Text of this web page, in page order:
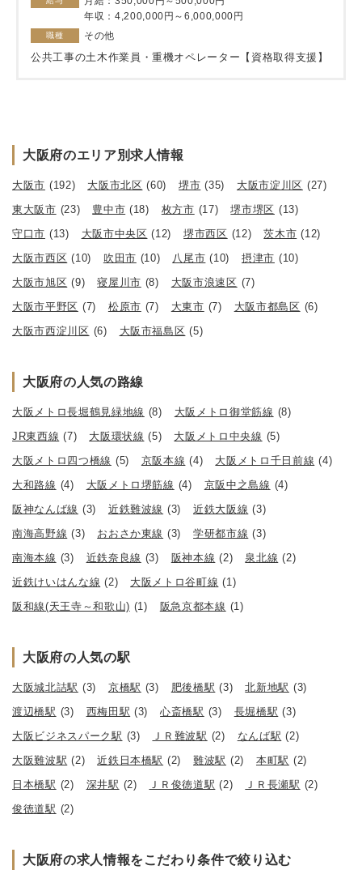
年収：4,200,000円～6,000,000円
職種 その他
公共工事の土木作業員・重機オペレーター【資格取得支援】
大阪府のエリア別求人情報
大阪市 (192) 大阪市北区 (60) 堺市 (35) 大阪市淀川区 (27)
東大阪市 (23) 豊中市 (18) 枚方市 (17) 堺市堺区 (13)
守口市 (13) 大阪市中央区 (12) 堺市西区 (12) 茨木市 (12)
大阪市西区 (10) 吹田市 (10) 八尾市 (10) 摂津市 (10)
大阪市旭区 (9) 寝屋川市 (8) 大阪市浪速区 (7)
大阪市平野区 (7) 松原市 (7) 大東市 (7) 大阪市都島区 (6)
大阪市西淀川区 (6) 大阪市福島区 (5)
大阪府の人気の路線
大阪メトロ長堀鶴見緑地線 (8) 大阪メトロ御堂筋線 (8)
JR東西線 (7) 大阪環状線 (5) 大阪メトロ中央線 (5)
大阪メトロ四つ橋線 (5) 京阪本線 (4) 大阪メトロ千日前線 (4)
大和路線 (4) 大阪メトロ堺筋線 (4) 京阪中之島線 (4)
阪神なんば線 (3) 近鉄難波線 (3) 近鉄大阪線 (3)
南海高野線 (3) おおさか東線 (3) 学研都市線 (3)
南海本線 (3) 近鉄奈良線 (3) 阪神本線 (2) 泉北線 (2)
近鉄けいはんな線 (2) 大阪メトロ谷町線 (1)
阪和線(天王寺～和歌山) (1) 阪急京都本線 (1)
大阪府の人気の駅
大阪城北詰駅 (3) 京橋駅 (3) 肥後橋駅 (3) 北新地駅 (3)
渡辺橋駅 (3) 西梅田駅 (3) 心斎橋駅 (3) 長堀橋駅 (3)
大阪ビジネスパーク駅 (3) ＪＲ難波駅 (2) なんば駅 (2)
大阪難波駅 (2) 近鉄日本橋駅 (2) 難波駅 (2) 本町駅 (2)
日本橋駅 (2) 深井駅 (2) ＪＲ俊徳道駅 (2) ＪＲ長瀬駅 (2)
俊徳道駅 (2)
大阪府の求人情報をこだわり条件で絞り込む